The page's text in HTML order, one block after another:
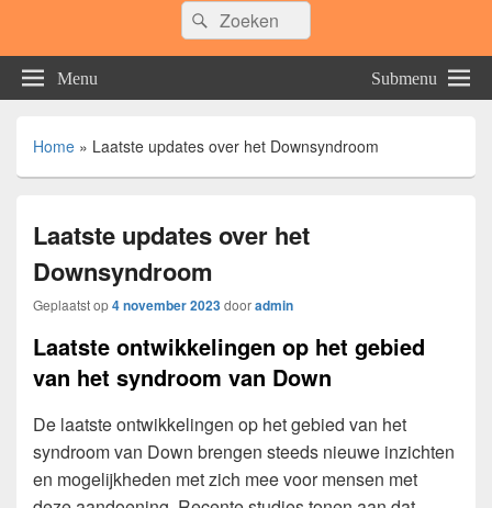
Zoeken
naar:
Zoeken
Menu Submenu
Home » Laatste updates over het Downsyndroom
Laatste updates over het
Downsyndroom
Geplaatst op4 november 2023dooradmin
Laatste ontwikkelingen op het gebied
van het syndroom van Down
De laatste ontwikkelingen op het gebied van het
syndroom van Down brengen steeds nieuwe inzichten
en mogelijkheden met zich mee voor mensen met